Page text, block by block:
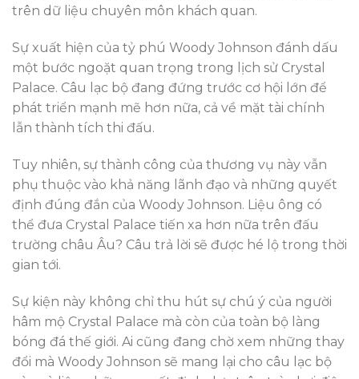
trên dữ liệu chuyên môn khách quan.
Sự xuất hiện của tỷ phú Woody Johnson đánh dấu
một bước ngoặt quan trọng trong lịch sử Crystal
Palace. Câu lạc bộ đang đứng trước cơ hội lớn để
phát triển mạnh mẽ hơn nữa, cả về mặt tài chính
lẫn thành tích thi đấu.
Tuy nhiên, sự thành công của thương vụ này vẫn
phụ thuộc vào khả năng lãnh đạo và những quyết
định đúng đắn của Woody Johnson. Liệu ông có
thể đưa Crystal Palace tiến xa hơn nữa trên đấu
trường châu Âu? Câu trả lời sẽ được hé lộ trong thời
gian tới.
Sự kiện này không chỉ thu hút sự chú ý của người
hâm mộ Crystal Palace mà còn của toàn bộ làng
bóng đá thế giới. Ai cũng đang chờ xem những thay
đổi mà Woody Johnson sẽ mang lại cho câu lạc bộ